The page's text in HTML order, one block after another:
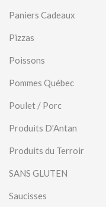
Paniers Cadeaux
Pizzas
Poissons
Pommes Québec
Poulet / Porc
Produits D'Antan
Produits du Terroir
SANS GLUTEN
Saucisses